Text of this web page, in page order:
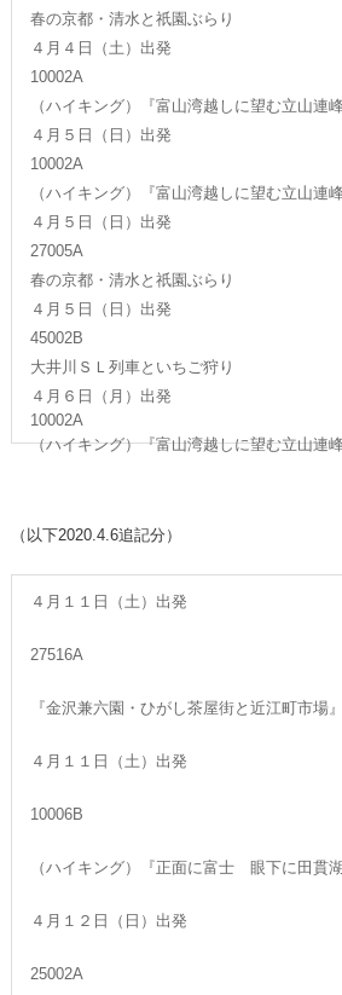
春の京都・清水と祇園ぶらり
４月４日（土）出発
10002A
（ハイキング）『富山湾越しに望む立山連
４月５日（日）出発
10002A
（ハイキング）『富山湾越しに望む立山連
４月５日（日）出発
27005A
春の京都・清水と祇園ぶらり
４月５日（日）出発
45002B
大井川ＳＬ列車といちご狩り
４月６日（月）出発
10002A
（ハイキング）『富山湾越しに望む立山連
（以下2020.4.6追記分）
４月１１日（土）出発
27516A
『金沢兼六園・ひがし茶屋街と近江町市場』
４月１１日（土）出発
10006B
（ハイキング）『正面に富士 眼下に田貫
４月１２日（日）出発
25002A